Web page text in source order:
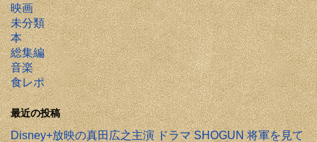
映画
未分類
本
総集編
音楽
食レポ
最近の投稿
Disney+放映の真田広之主演 ドラマ SHOGUN 将軍を見て